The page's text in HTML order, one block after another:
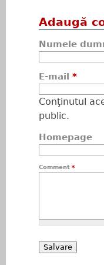
Adaugă
Numele
E-mail *
Conţinutul
public.
Homepage
Comment *